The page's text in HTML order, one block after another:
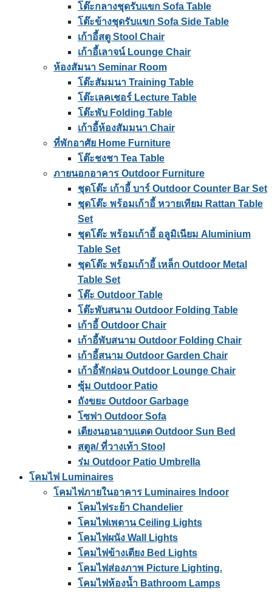
โต๊ะกลางชุดรับแขก Sofa Table
โต๊ะข้างชุดรับแขก Sofa Side Table
เก้าอี้สตู Stool Chair
เก้าอี้เลาจน์ Lounge Chair
ห้องสัมนา Seminar Room
โต๊ะสัมมนา Training Table
โต๊ะเลคเชอร์ Lecture Table
โต๊ะพับ Folding Table
เก้าอี้ห้องสัมมนา Chair
ที่พักอาศัย Home Furniture
โต๊ะชงชา Tea Table
ภายนอกอาคาร Outdoor Furniture
ชุดโต๊ะ เก้าอี้ บาร์ Outdoor Counter Bar Set
ชุดโต๊ะ พร้อมเก้าอี้ หวายเทียม Rattan Table
Set
ชุดโต๊ะ พร้อมเก้าอี้ อลูมิเนียม Aluminium
Table Set
ชุดโต๊ะ พร้อมเก้าอี้ เหล็ก Outdoor Metal
Table Set
โต๊ะ Outdoor Table
โต๊ะพับสนาม Outdoor Folding Table
เก้าอี้ Outdoor Chair
เก้าอี้พับสนาม Outdoor Folding Chair
เก้าอี้สนาม Outdoor Garden Chair
เก้าอี้พักผ่อน Outdoor Lounge Chair
ซุ้ม Outdoor Patio
ถังขยะ Outdoor Garbage
โซฟา Outdoor Sofa
เตียงนอนอาบแดด Outdoor Sun Bed
สตูล/ ที่วางเท้า Stool
ร่ม Outdoor Patio Umbrella
โคมไฟ Luminaires
โคมไฟภายในอาคาร Luminaires Indoor
โคมไฟระย้า Chandelier
โคมไฟเพดาน Ceiling Lights
โคมไฟผนัง Wall Lights
โคมไฟข้างเตียง Bed Lights
โคมไฟส่องภาพ Picture Lighting.
โคมไฟห้องน้ำ Bathroom Lamps